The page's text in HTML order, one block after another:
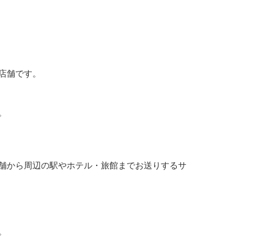
舗です。
から周辺の駅やホテル・旅館までお送りするサ